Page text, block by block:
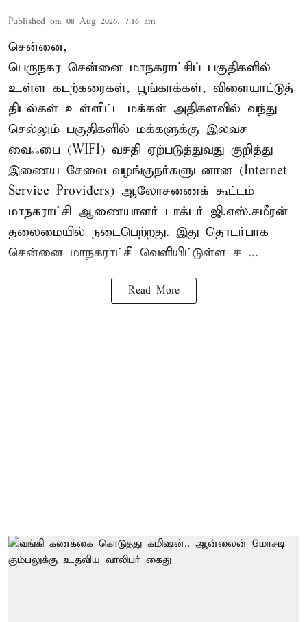
Published on: 08 Aug 2026, 7:16 am
சென்னை,
பெருநகர சென்னை மாநகராட்சிப் பகுதிகளில்
உள்ள கடற்கரைகள், பூங்காக்கள், விளையாட்டுத்
திடல்கள் உள்ளிட்ட மக்கள் அதிகளவில் வந்து
செல்லும் பகுதிகளில் மக்களுக்கு இலவச
வைஃபை (WIFI) வசதி ஏற்படுத்துவது குறித்து
இணைய சேவை வழங்குநர்களுடனான (Internet
Service Providers) ஆலோசணைக் கூட்டம்
மாநகராட்சி ஆணையாளர் டாக்டர் ஜி.எஸ்.சமீரன்
தலைமையில் நடைபெற்றது. இது தொடர்பாக
சென்னை மாநகராட்சி வெளியிட்டுள்ள ச ...
Read More